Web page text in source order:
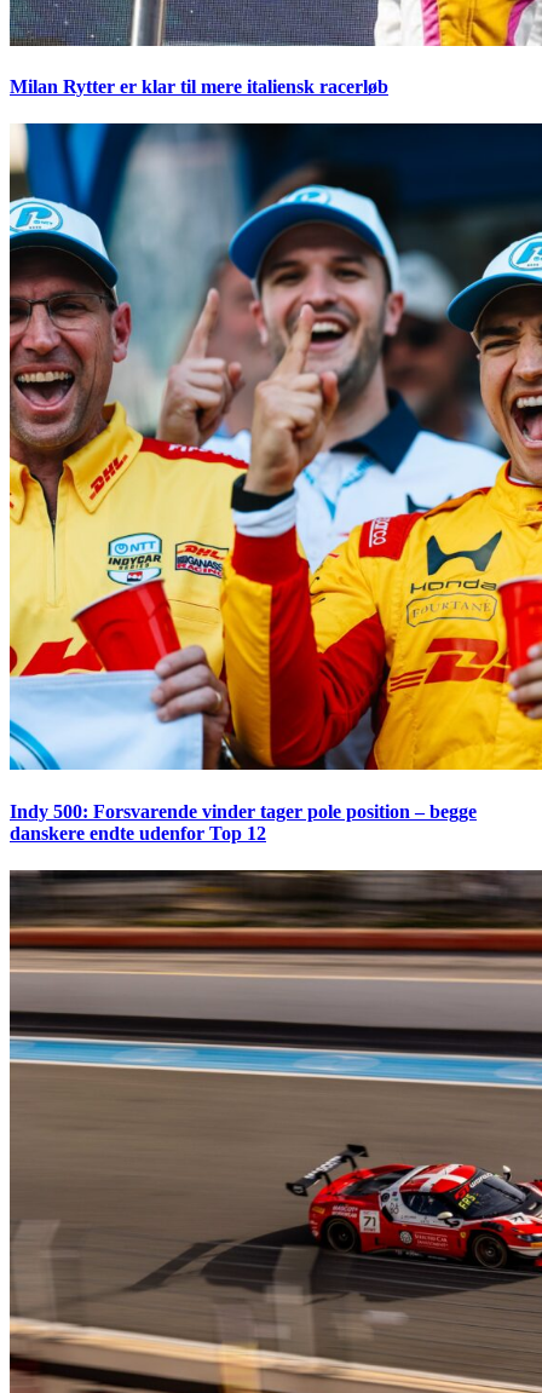
Milan Rytter er klar til mere italiensk racerløb
Indy 500: Forsvarende vinder tager pole position – begge
danskere endte udenfor Top 12